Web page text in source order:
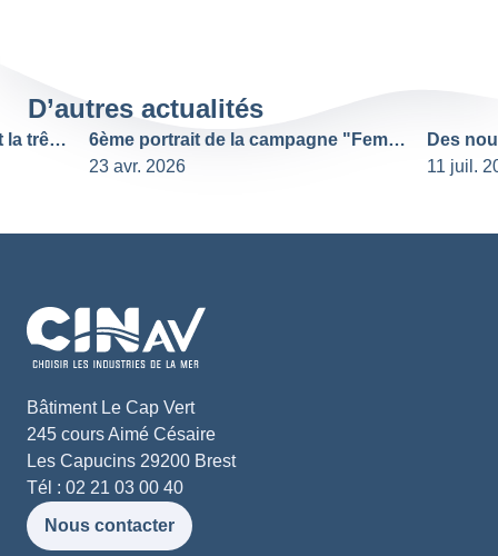
D’autres actualités
Des nouvelles de CINav avant la trêve estivale
6ème portrait de la campagne "Femmes & industries de la mer" : Ariane, ingénieure support chez EXAIL
23 avr. 2026
11 juil.
Bâtiment Le Cap Vert
245 cours Aimé Césaire
Les Capucins 29200 Brest
Tél : 02 21 03 00 40
Nous contacter